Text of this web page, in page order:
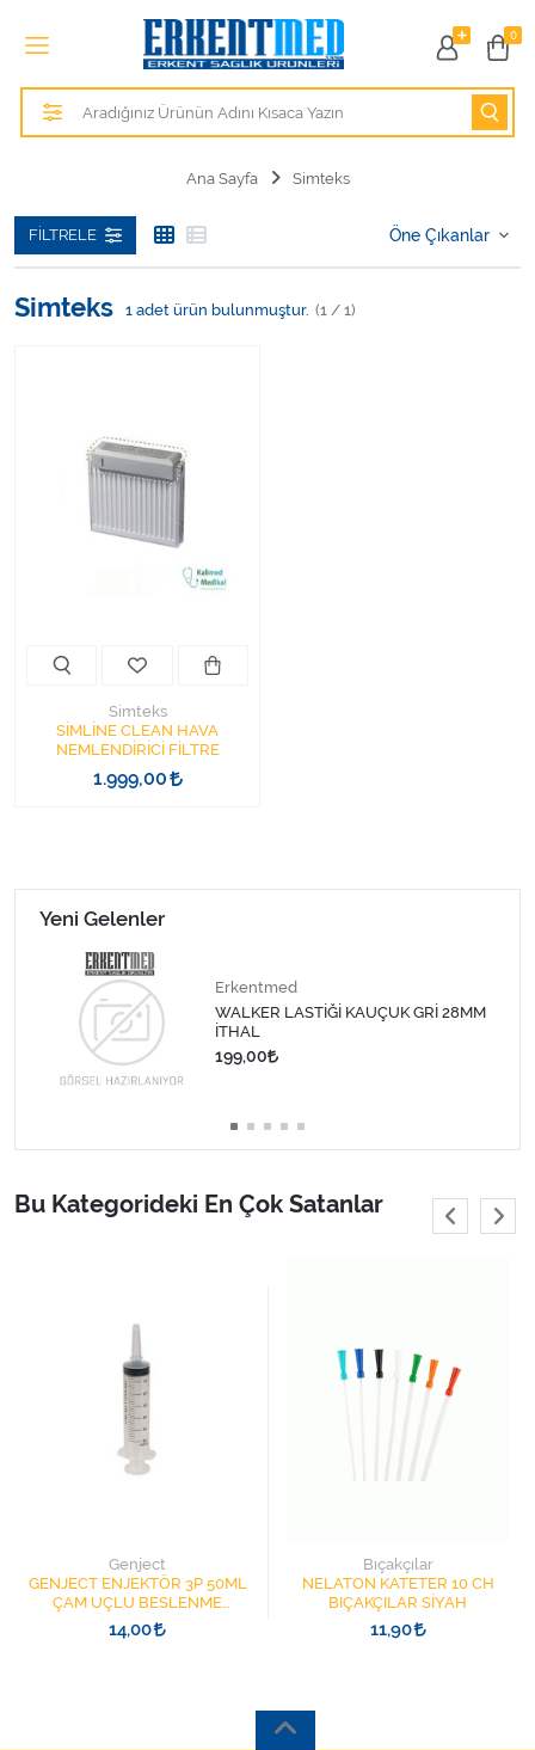
0
Tüm Kategoriler
Alezler
Hasta Bakım Ürünleri
Hastane Mobilyaları
Kişisel Bakım ve Sağlık
Kişisel Bakım ve Sağlık
Ortopedi Ürünleri
Ortopedi Ürünleri
Sarf Malzemeleri
Sarf Malzemeleri
Tıbbi Tekstil Ürünleri
Varis Çorapları
Ana Sayfa Simteks
FILTRELE
Simteks 1 adet ürün bulunmuştur. (1 / 1)
Simteks
SİMLİNE CLEAN HAVA
NEMLENDİRİCİ FİLTRE
1.999,00
Yeni Gelenler
Erkentmed
WALKER LASTİĞİ KAUÇUK GRİ 28MM
İTHAL
199,00
Bu Kategorideki En Çok Satanlar
Genject
GENJECT ENJEKTÖR 3P 50ML
ÇAM UÇLU BESLENME
ŞIRINGASI 1852412 KATATER
UÇLU
14,00
Bıçakçılar
NELATON KATETER 10 CH
BIÇAKÇILAR SİYAH
11,90